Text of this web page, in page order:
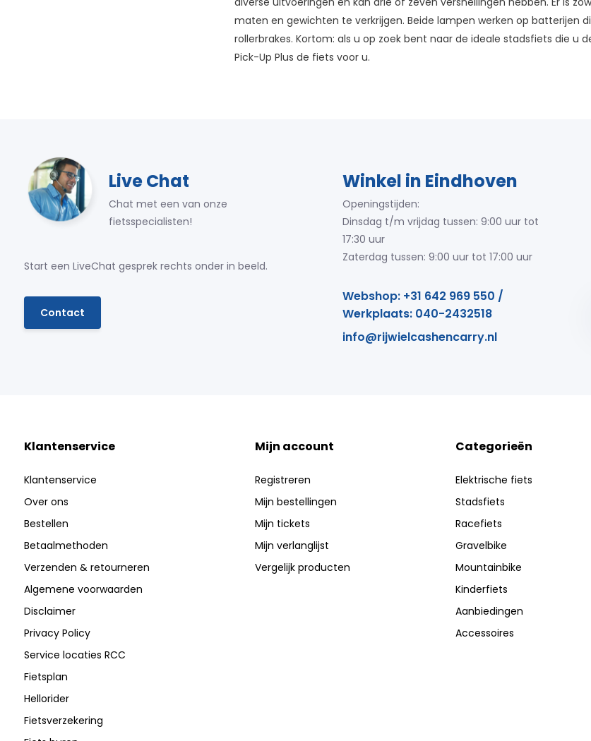
maten en gewichten te verkrijgen. Beide lampen werken op batterijen
rollerbrakes. Kortom: als u op zoek bent naar de ideale stadsfiets die
Pick-Up Plus de fiets voor u.
Live Chat
Chat met een van onze
fietsspecialisten!
Start een LiveChat gesprek rechts onder in beeld.
Contact
Winkel in Eindhoven
Openingstijden:
Dinsdag t/m vrijdag tussen: 9:00 uur tot
17:30 uur
Zaterdag tussen: 9:00 uur tot 17:00 uur
Webshop: +31 642 969 550 /
Werkplaats: 040-2432518
info@rijwielcashencarry.nl
Klantenservice
Klantenservice
Over ons
Bestellen
Betaalmethoden
Verzenden & retourneren
Algemene voorwaarden
Disclaimer
Privacy Policy
Service locaties RCC
Fietsplan
Hellorider
Fietsverzekering
Mijn account
Registreren
Mijn bestellingen
Mijn tickets
Mijn verlanglijst
Vergelijk producten
Categorieën
Elektrische fiets
Stadsfiets
Racefiets
Gravelbike
Mountainbike
Kinderfiets
Aanbiedingen
Accessoires